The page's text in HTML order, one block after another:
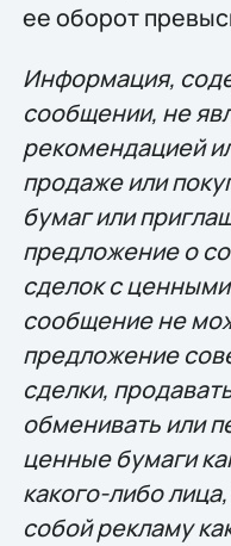
ее оборот
Информация,
сообщении, не
рекомендацией
продаже или
бумаг или
предложение о
сделок с
сообщение не
предложение
сделки,
обменивать или
ценные бумаги
какого-либо
собой рекламу